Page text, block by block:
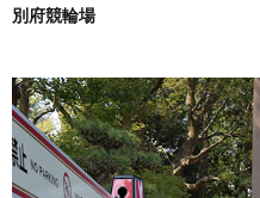
別府競輪場